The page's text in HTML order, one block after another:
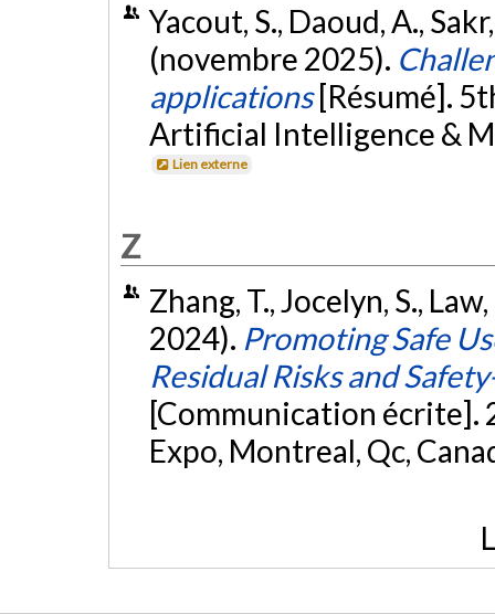
Yacout, S., Daoud, A.,
(novembre 2025).
applications [Résumé].
Artificial Intelligence &
Lien externe
Z
Zhang, T., Jocelyn, S.,
2024). Promoting Safe
Residual Risks and
[Communication écrite].
Expo, Montreal, Qc,